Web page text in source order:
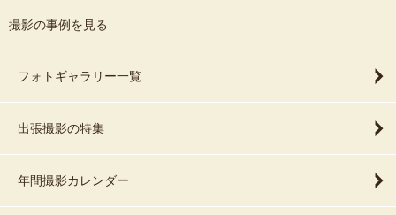
撮影の事例を見る
フォトギャラリー一覧
出張撮影の特集
年間撮影カレンダー